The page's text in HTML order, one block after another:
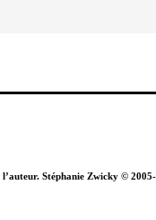
Stéphanie Zwicky ©